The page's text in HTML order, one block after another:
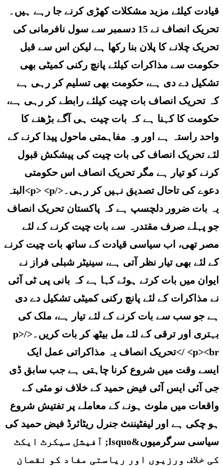
قیادت کیلئے مزید مشکلات کھڑی کرنے جا رہے ہیں۔
تحریک انصاف نے 15 دسمبر سے سول نافرمانی کی
تحریک چلانے کا پلان بنا رکھا ہے لیکن اس سے قبل
حکومت سے مذاکرات کیلئے پانچ رکنی کمیٹی بھی
تشکیل دے دی ہے، حکومت بھی تسلیم کر رہی ہے
کہ تحریک انصاف بات چیت کیلئے رابطے کر رہی ہے،
حکومت کا کہنا ہے کہ بات چیت ہی آگے بڑھنے کا
واحد راستہ ہے اور وہ مفاہمتی ماحول پیدا کرنے کے
لئے تحریک انصاف کی بات چیت کی پیشکش قبول
کرنے کو تیار ہے مگر تحریک انصاف اس حکومتی
دعوے کی تاحال تصدیق نہیں کر رہی۔</p> <p>البتہ
یہ بات ضرور دلچسپ ہے کہ پاکستان تحریک انصاف
جو پہلے صرف مقتدرہ سے بات چیت کرنے کے لئے
مصر تھی، اب سیاسی قیادت کے ساتھ بات چیت کرنے
کے لئے بھی تیار نظر آتی ہے، سینیٹر شبلی فراز نے
ایوان میں بات کرتے ہوئے کہا ہے کہ بانی پی ٹی آئی
نے مذاکرات کے لئے پانچ رکنی کمیٹی تشکیل دے دی
ہے جو سب سے بات کرنے کے لئے تیار ہے، ملک کی
بہتری اور ترقی کے لئے مل بیٹھ کر بات کریں۔</p>
<p><br />تحریک انصاف یہ مذاکراتی عمل ایک
ایسے وقت میں شروع کرنا چاہتی ہے جب سابق ڈی
جی آئی ایس آئی فیض حمید کے خلاف نو مئی کے
واقعات میں ملوث ہونے کے معاملے پر تفتیش شروع
ہو چکی ہے اور لیفٹیننٹ جنرل ریٹائرڈ فیض حمید کی
سیاسی سرگرمیوں&lsquo; آفیشل سیکرٹ ایکٹ
کی خلاف ورزیوں اور ریاستی مفاد کو نقصان